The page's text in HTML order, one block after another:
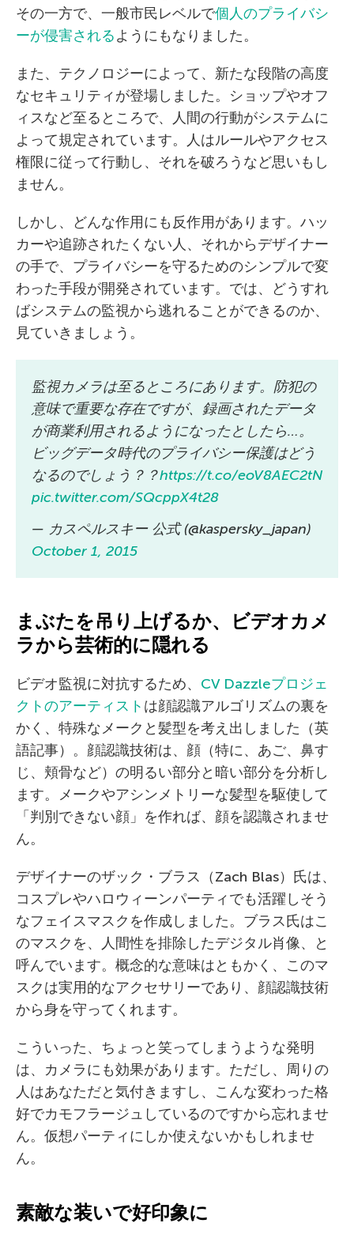
その一方で、一般市民レベルで個人のプライバシ
ーが侵害されるようにもなりました。
また、テクノロジーによって、新たな段階の高度
なセキュリティが登場しました。ショップやオフ
ィスなど至るところで、人間の行動がシステムに
よって規定されています。人はルールやアクセス
権限に従って行動し、それを破ろうなど思いもし
ません。
しかし、どんな作用にも反作用があります。ハッ
カーや追跡されたくない人、それからデザイナー
の手で、プライバシーを守るためのシンプルで変
わった手段が開発されています。では、どうすれ
ばシステムの監視から逃れることができるのか、
見ていきましょう。
監視カメラは至るところにあります。防犯の
意味で重要な存在ですが、録画されたデータ
が商業利用されるようになったとしたら…。
ビッグデータ時代のプライバシー保護はどう
なるのでしょう？？https://t.co/eoV8AEC2tN
pic.twitter.com/SQcppX4t28
— カスペルスキー 公式 (@kaspersky_japan)
October 1, 2015
まぶたを吊り上げるか、ビデオカメ
ラから芸術的に隠れる
ビデオ監視に対抗するため、 CV Dazzleプロジェ
クトのアーティスト は顔認識アルゴリズムの裏を
かく、特殊なメークと髪型を考え出しました（英
語記事）。顔認識技術は、顔（特に、あご、鼻す
じ、頬骨など）の明るい部分と暗い部分を分析し
ます。メークやアシンメトリーな髪型を駆使して
「判別できない顔」を作れば、顔を認識されませ
ん。
デザイナーのザック・ブラス（Zach Blas）氏は、
コスプレやハロウィーンパーティでも活躍しそう
なフェイスマスクを作成しました。ブラス氏はこ
のマスクを、人間性を排除したデジタル肖像、と
呼んでいます。概念的な意味はともかく、このマ
スクは実用的なアクセサリーであり、顔認識技術
から身を守ってくれます。
こういった、ちょっと笑ってしまうような発明
は、カメラにも効果があります。ただし、周りの
人はあなただと気付きますし、こんな変わった格
好でカモフラージュしているのですから忘れませ
ん。仮想パーティにしか使えないかもしれませ
ん。
素敵な装いで好印象に